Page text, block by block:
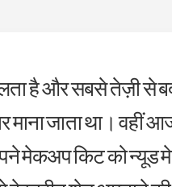
है और सबसे तेज़ी से
माना जाता था। वहीं
मेकअप किट को न्यूड